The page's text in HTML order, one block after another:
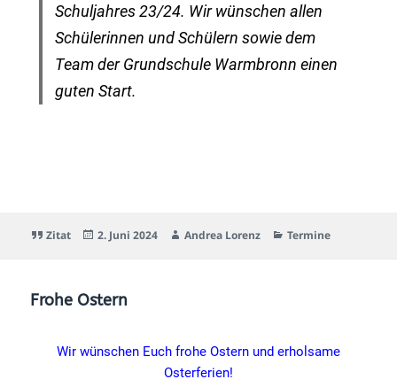
Schuljahres 23/24. Wir wünschen allen
Schülerinnen und Schülern sowie dem
Team der Grundschule Warmbronn einen
guten Start.
Zitat 2. Juni 2024 Andrea Lorenz Termine
Frohe Ostern
Wir wünschen Euch frohe Ostern und erholsame
Osterferien!